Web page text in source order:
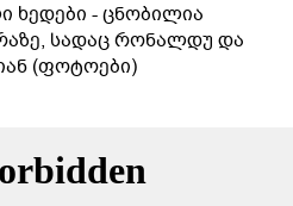
ხედები - ცნობილია
სადაც რონალდუ და
(ფოტოები)